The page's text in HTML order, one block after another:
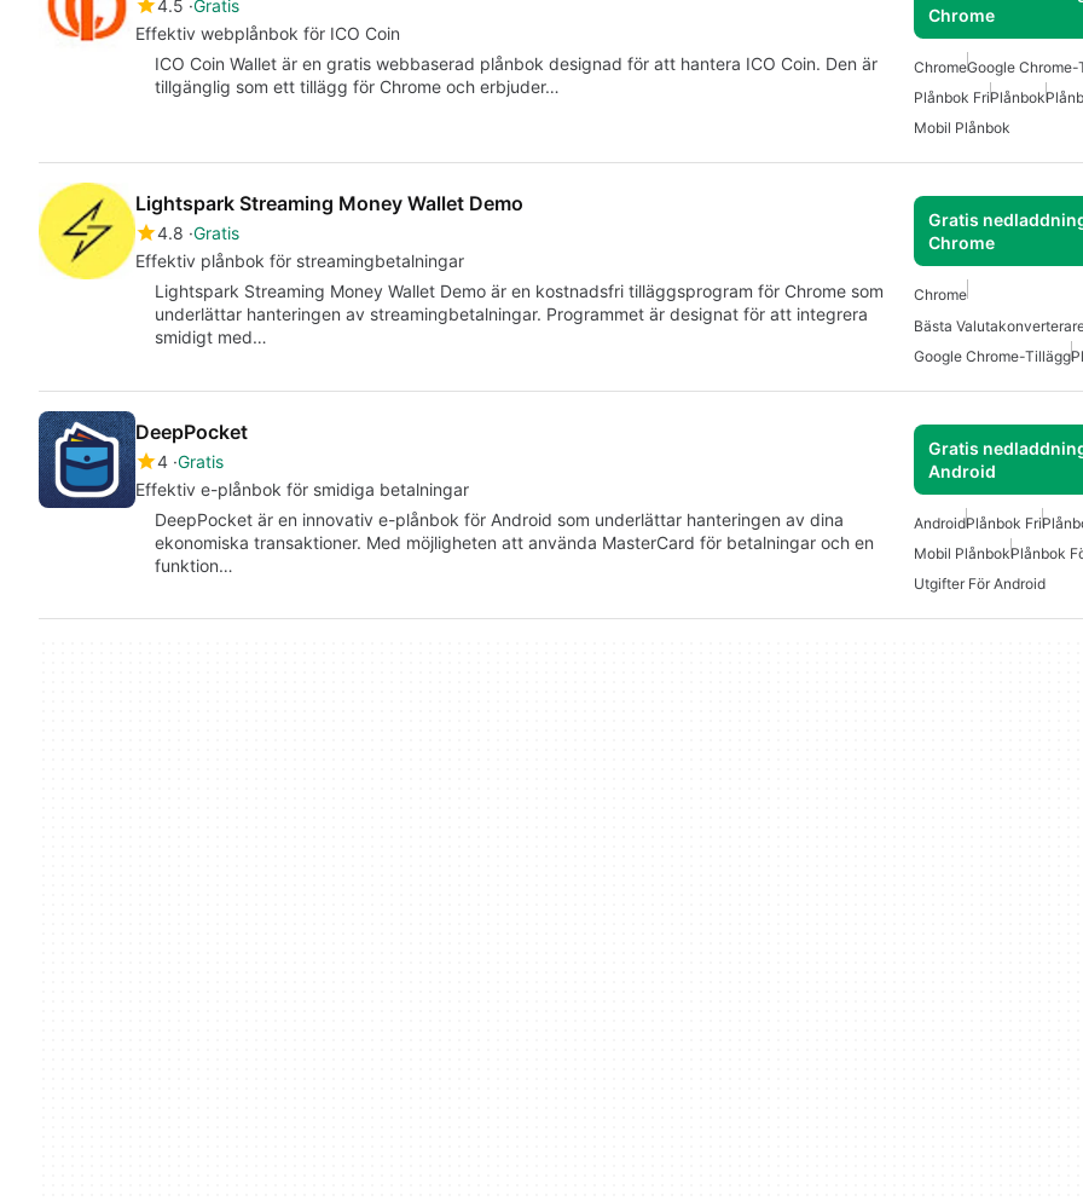
4.5 Gratis
Effektiv webplånbok för ICO Coin
Chrome
ICO Coin Wallet är en gratis webbaserad plånbok designad för att hantera ICO Coin. Den är
tillgänglig som ett tillägg för Chrome och erbjuder…
ChromeGoogle Chrome-
Plånbok FriPlånbok
Mobil Plånbok
Lightspark Streaming Money Wallet Demo
4.8 Gratis
Effektiv plånbok för streamingbetalningar
Gratis
Chrome
Lightspark Streaming Money Wallet Demo är en kostnadsfri tilläggsprogram för Chrome som
underlättar hanteringen av streamingbetalningar. Programmet är designat för att integrera
smidigt med…
Chrome
Google Chrome-Tillägg
DeepPocket
4 Gratis
Effektiv e-plånbok för smidiga betalningar
Gratis
Android
DeepPocket är en innovativ e-plånbok för Android som underlättar hanteringen av dina
ekonomiska transaktioner. Med möjligheten att använda MasterCard för betalningar och en
funktion…
AndroidPlånbok Fri
Mobil PlånbokPlånbok
Utgifter För Android